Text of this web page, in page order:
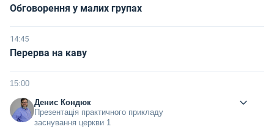
Обговорення у малих групах
14:45
Перерва на каву
15:00
Денис Кондюк
Презентація практичного прикладу
заснування церкви 1